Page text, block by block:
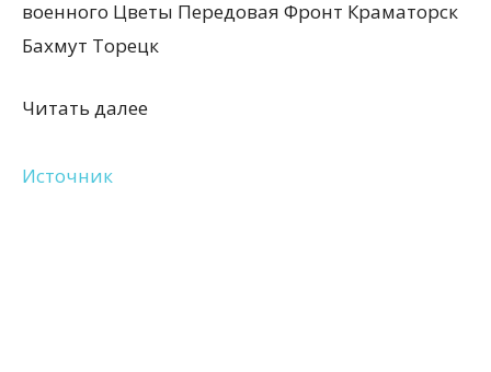
военного Цветы Передовая Фронт Краматорск
Бахмут Торецк
Читать далее
Источник